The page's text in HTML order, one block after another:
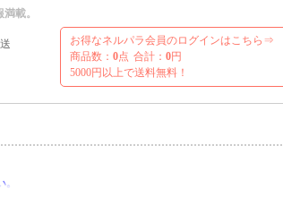
載。
お得なネルパラ会員のログインはこちら⇒
商品数： 0点 合計： 0円
5000円以上で送料無料！
｡